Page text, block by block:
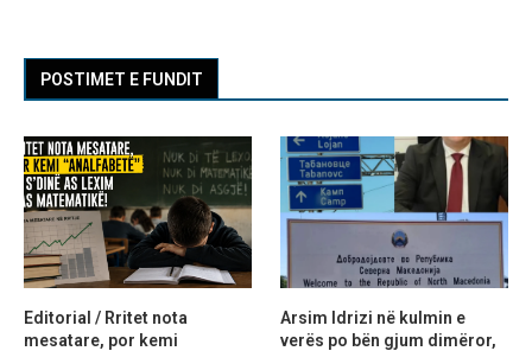
POSTIMET E FUNDIT
Editorial / Rritet nota
mesatare, por kemi
Arsim Idrizi në kulmin e
verës po bën gjum dimëror,